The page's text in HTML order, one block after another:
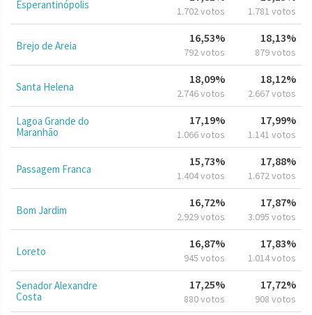
Esperantinópolis 1.702 votos 1.781 votos
Brejo de Areia
16,53%
792 votos
18,13%
879 votos
Santa Helena
18,09%
2.746 votos
18,12%
2.667 votos
Lagoa Grande do
Maranhão
17,19%
1.066 votos
17,99%
1.141 votos
Passagem Franca
15,73%
1.404 votos
17,88%
1.672 votos
Bom Jardim
16,72%
2.929 votos
17,87%
3.095 votos
Loreto
16,87%
945 votos
17,83%
1.014 votos
Senador Alexandre
Costa
17,25%
880 votos
17,72%
908 votos